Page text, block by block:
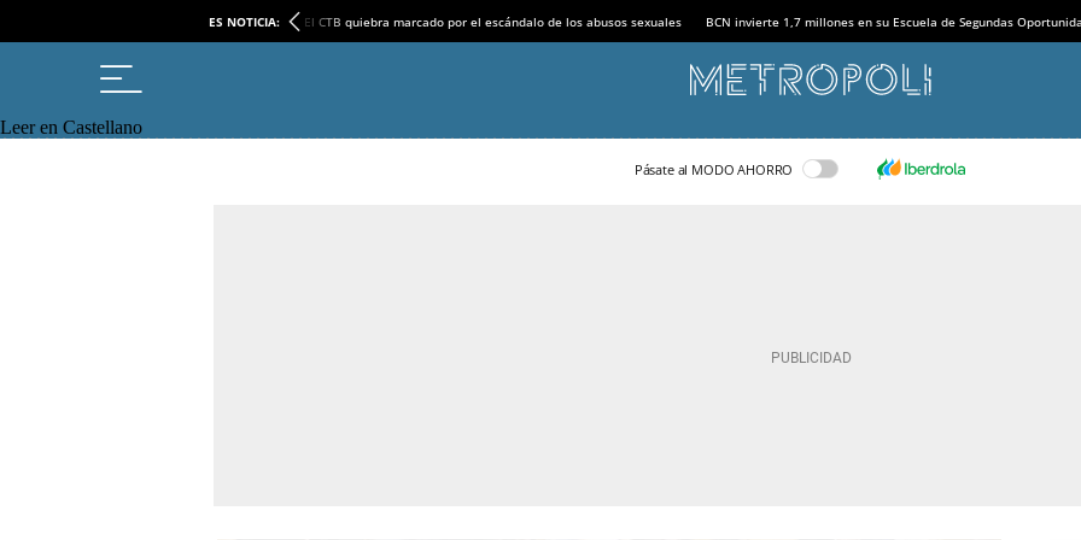
ES NOTICIA: El CTB quiebra marcado por el escándalo de los abusos sexuales BCN invierte 1,7 millones en su Escuela de Segundas
Leer en Castellano
Pásate al MODO AHORRO